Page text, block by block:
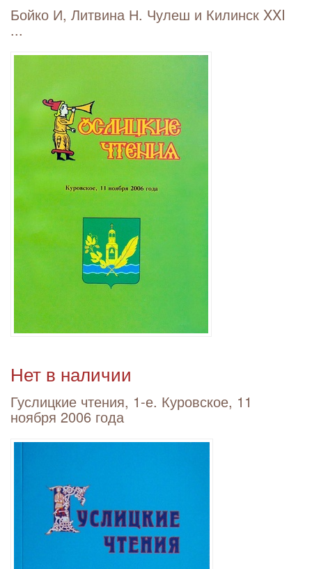
Бойко И, Литвина Н. Чулеш и Килинск XXI
...
Нет в наличии
Гуслицкие чтения, 1-е. Куровское, 11
ноября 2006 года